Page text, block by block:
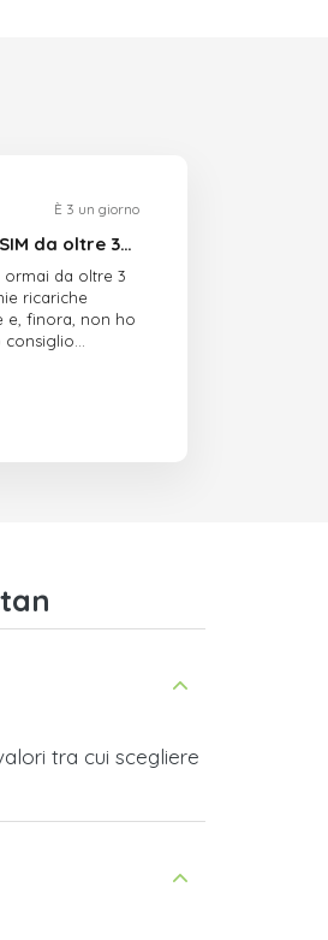
È 3 un giorno
da oltre 3…
ormai da oltre 3
ricariche
e, finora, non ho
consiglio
tra cui scegliere